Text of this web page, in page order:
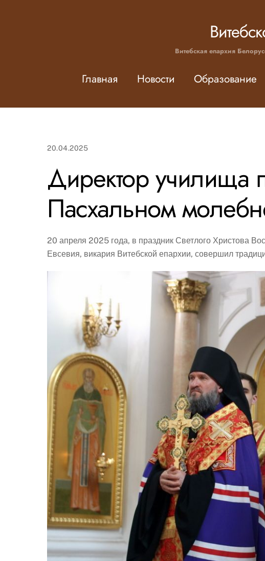
Витебская епархия
Главная Новости Образование
20.04.2025
Директор училища
Пасхальном
20 апреля 2025 года, в праздник Светлого Христова
Евсевия, викария Витебской епархии, совершил